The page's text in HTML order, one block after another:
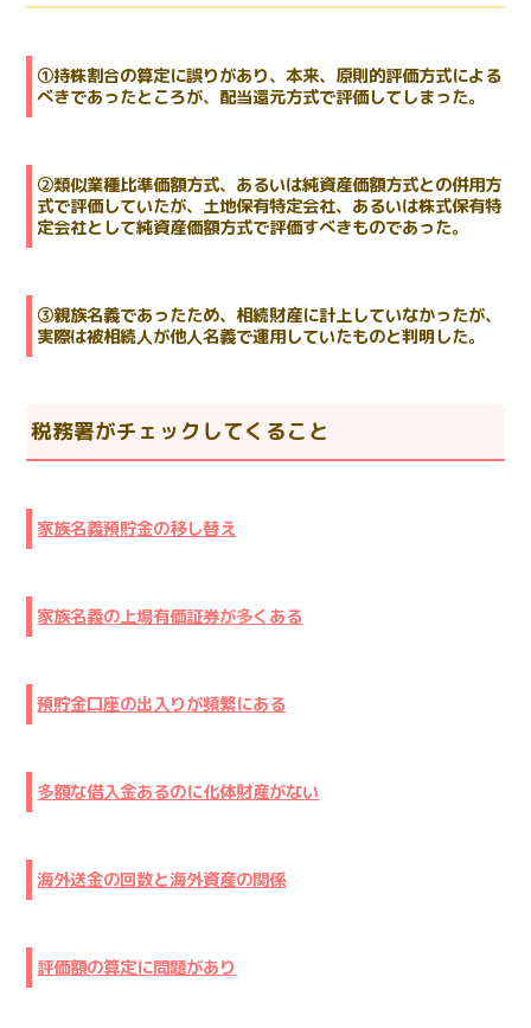
①持株割合の算定に誤りがあり、本来、原則的評価方式による
べきであったところが、配当還元方式で評価してしまった。
②類似業種比準価額方式、あるいは純資産価額方式との併用方
式で評価していたが、土地保有特定会社、あるいは株式保有特
定会社として純資産価額方式で評価すべきものであった。
③親族名義であったため、相続財産に計上していなかったが、
実際は被相続人が他人名義で運用していたものと判明した。
税務署がチェックしてくること
家族名義預貯金の移し替え
家族名義の上場有価証券が多くある
預貯金口座の出入りが頻繁にある
多額な借入金あるのに化体財産がない
海外送金の回数と海外資産の関係
評価額の算定に問題があり